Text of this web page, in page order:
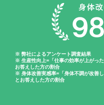
※ 弊社によるアンケート調査結果
※ 生産性向上=「仕事の効率が上がっ
お答えした方の割合
※ 身体改善実感率=「身体不調が改善
とお答えした方の割合